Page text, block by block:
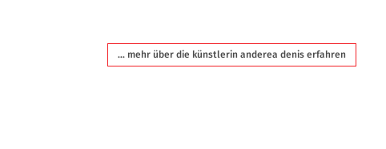
... mehr über die künstlerin anderea denis erfahren